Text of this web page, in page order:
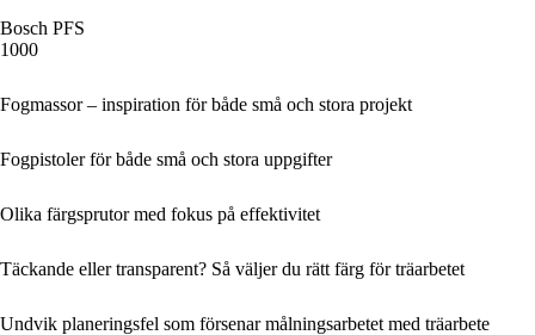
Bosch PFS
1000
Fogmassor – inspiration för både små och stora projekt
Fogpistoler för både små och stora uppgifter
Olika färgsprutor med fokus på effektivitet
Täckande eller transparent? Så väljer du rätt färg för träarbetet
Undvik planeringsfel som försenar målningsarbetet med träarbete